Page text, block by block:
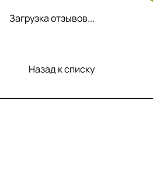
Загрузка отзывов...
Назад к списку